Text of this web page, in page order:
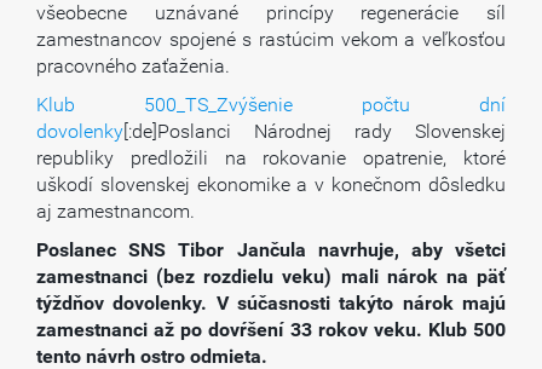
všeobecne uznávané princípy regenerácie síl
zamestnancov spojené s rastúcim vekom a veľkosťou
pracovného zaťaženia.
Klub 500_TS_Zvýšenie počtu dní
dovolenky[:de]Poslanci Národnej rady Slovenskej
republiky predložili na rokovanie opatrenie, ktoré
uškodí slovenskej ekonomike a v konečnom dôsledku
aj zamestnancom.
Poslanec SNS Tibor Jančula navrhuje, aby všetci
zamestnanci (bez rozdielu veku) mali nárok na päť
týždňov dovolenky. V súčasnosti takýto nárok majú
zamestnanci až po dovŕšení 33 rokov veku. Klub 500
tento návrh ostro odmieta.